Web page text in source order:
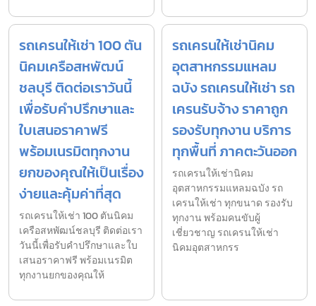
รถเครนให้เช่า 100 ตัน
นิคมเครือสหพัฒน์
ชลบุรี ติดต่อเราวันนี้
เพื่อรับคำปรึกษาและ
ใบเสนอราคาฟรี
พร้อมเนรมิตทุกงาน
ยกของคุณให้เป็นเรื่อง
ง่ายและคุ้มค่าที่สุด
รถเครนให้เช่า 100 ตันนิคม
เครือสหพัฒน์ชลบุรี ติดต่อเรา
วันนี้เพื่อรับคำปรึกษาและใบ
เสนอราคาฟรี พร้อมเนรมิต
ทุกงานยกของคุณให้
รถเครนให้เช่านิคม
อุตสาหกรรมแหลม
ฉบัง รถเครนให้เช่า รถ
เครนรับจ้าง ราคาถูก
รองรับทุกงาน บริการ
ทุกพื้นที่ ภาคตะวันออก
รถเครนให้เช่านิคม
อุตสาหกรรมแหลมฉบัง รถ
เครนให้เช่า ทุกขนาด รองรับ
ทุกงาน พร้อมคนขับผู้
เชี่ยวชาญ รถเครนให้เช่า
นิคมอุตสาหกรร